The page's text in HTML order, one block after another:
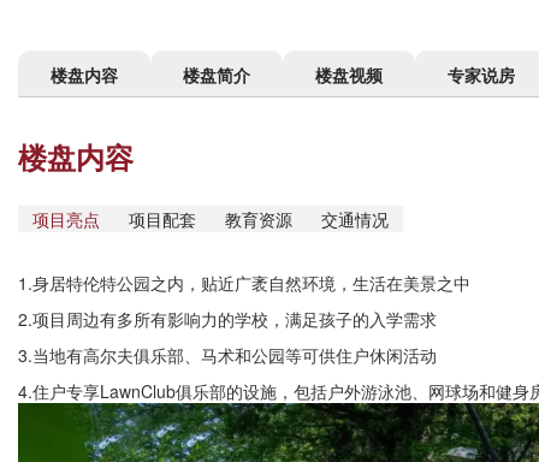
楼盘内容 楼盘简介 楼盘视频 专家说房
楼盘内容
项目亮点 项目配套 教育资源 交通情况
1.身居特伦特公园之内，贴近广袤自然环境，生活在美景之中
2.项目周边有多所有影响力的学校，满足孩子的入学需求
3.当地有高尔夫俱乐部、马术和公园等可供住户休闲活动
4.住户专享LawnClub俱乐部的设施，包括户外游泳池、网球场和健身